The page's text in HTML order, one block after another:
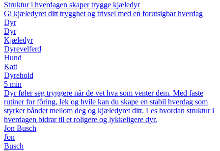
Struktur i hverdagen skaper trygge kjæledyr
Gi kjæledyret ditt trygghet og trivsel med en forutsigbar hverdag
Dyr
Dyr
Kjæledyr
Dyrevelferd
Hund
Katt
Dyrehold
5 min
Dyr føler seg tryggere når de vet hva som venter dem. Med faste
rutiner for fôring, lek og hvile kan du skape en stabil hverdag som
styrker båndet mellom deg og kjæledyret ditt. Les hvordan struktur i
hverdagen bidrar til et roligere og lykkeligere dyr.
Jon Busch
Jon
Busch